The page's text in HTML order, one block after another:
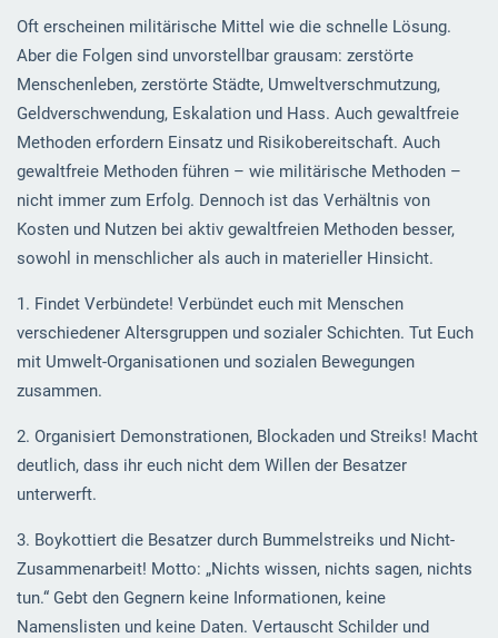
Oft erscheinen militärische Mittel wie die schnelle Lösung.
Aber die Folgen sind unvorstellbar grausam: zerstörte
Menschenleben, zerstörte Städte, Umweltverschmutzung,
Geldverschwendung, Eskalation und Hass. Auch gewaltfreie
Methoden erfordern Einsatz und Risikobereitschaft. Auch
gewaltfreie Methoden führen – wie militärische Methoden –
nicht immer zum Erfolg. Dennoch ist das Verhältnis von
Kosten und Nutzen bei aktiv gewaltfreien Methoden besser,
sowohl in menschlicher als auch in materieller Hinsicht.
1. Findet Verbündete! Verbündet euch mit Menschen
verschiedener Altersgruppen und sozialer Schichten. Tut Euch
mit Umwelt-Organisationen und sozialen Bewegungen
zusammen.
2. Organisiert Demonstrationen, Blockaden und Streiks! Macht
deutlich, dass ihr euch nicht dem Willen der Besatzer
unterwerft.
3. Boykottiert die Besatzer durch Bummelstreiks und Nicht-
Zusammenarbeit! Motto: „Nichts wissen, nichts sagen, nichts
tun.“ Gebt den Gegnern keine Informationen, keine
Namenslisten und keine Daten. Vertauscht Schilder und